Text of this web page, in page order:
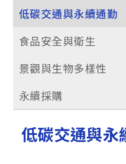
低碳交通與永續通勤
食品安全與衛生
景觀與生物多樣性
永續採購
低碳交通與永